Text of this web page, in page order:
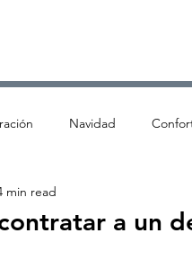
Navidad
a un
min read